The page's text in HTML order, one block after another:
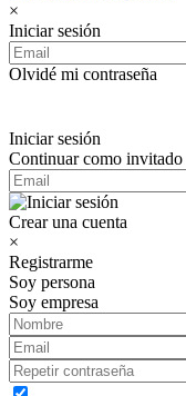
×
Iniciar sesión
Olvidé mi contraseña
Iniciar sesión
Continuar como invitado
Crear una cuenta
×
Registrarme
Soy persona
Soy empresa